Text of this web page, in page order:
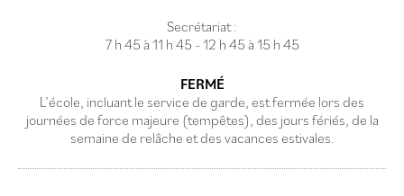
Secrétariat :
7 h 45 à 11 h 45 - 12 h 45 à 15 h 45
FERMÉ
L’école, incluant le service de garde, est fermée lors des
journées de force majeure (tempêtes), des jours fériés, de la
semaine de relâche et des vacances estivales.